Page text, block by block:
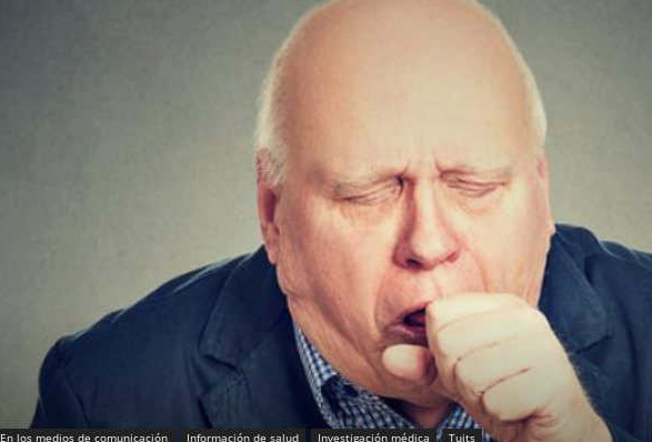
En los medios de comunicación Información de salud Investigación médica Tuits